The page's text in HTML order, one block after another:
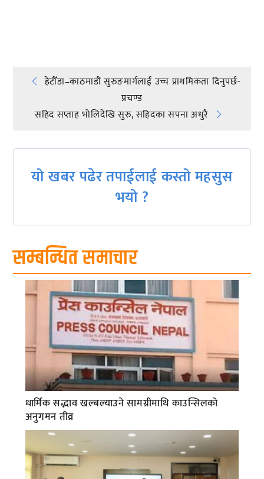
Post
navigation
हेटौँडा–काठमाडौं सुरुङमार्गलाई उच्च प्राथमिकता दिनुपर्छ-
प्रचण्ड
सहिद सप्ताह भोलिदेखि सुरु, सहिदका सपना अधुरै
यो खबर पढेर तपाईलाई कस्तो महसुस
भयो ?
सम्बन्धित समाचार
धार्मिक सद्भाव खल्बल्याउने सामग्रीमाथि काउन्सिलको
अनुगमन तीव्र